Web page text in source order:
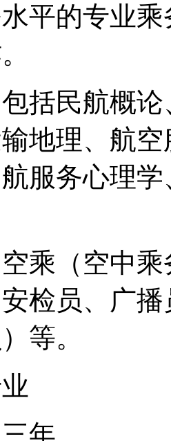
平的专业
括民航概
地理、航
服务心理
乘（空中
安检员、广
等。
年